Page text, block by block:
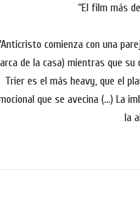
“El film más
comienza con una
de la casa) mientras que
Trier es el más heavy, que el
que se avecina (...) La
la